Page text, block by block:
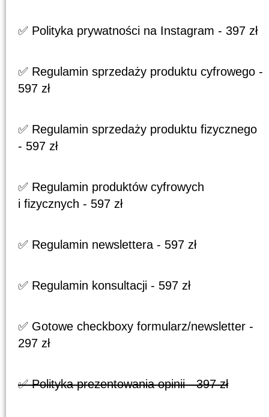
✅ Polityka prywatności na Instagram - 397 zł
✅ Regulamin sprzedaży produktu cyfrowego -
597 zł
✅ Regulamin sprzedaży produktu fizycznego
- 597 zł
✅ Regulamin produktów cyfrowych
i fizycznych - 597 zł
✅ Regulamin newslettera - 597 zł
✅ Regulamin konsultacji - 597 zł
✅ Gotowe checkboxy formularz/newsletter -
297 zł
✅ Polityka prezentowania opinii - 397 zł